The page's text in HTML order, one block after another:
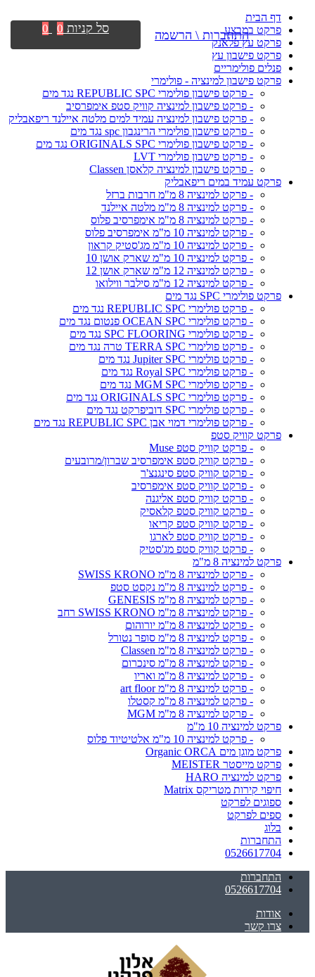
דף הבית
פרקט במבצע
פרקט עץ פלאנק
פרקט פישבון עץ
פנלים פולימריים
פרקט פישבון למינציה - פולימרי
- פרקט פישבון פולימרי REPUBLIC SPC נגד מים
- פרקט פישבון למינציה קוויק סטפ אימפרסיב
- פרקט פישבון למינציה עמיד למים מלטה איילנד ריפאבליק
- פרקט פישבון פולימרי הרינגבון spc נגד מים
- פרקט פישבון פולימרי ORIGINALS SPC נגד מים
- פרקט פישבון פולימרי LVT
- פרקט פישבון למינציה קלאסן Classen
פרקט עמיד במים ריפאבליק
- פרקט למינציה 8 מ"מ חרבות ברזל
- פרקט למינציה 8 מ"מ מלטה איילנד
- פרקט למינציה 8 מ"מ אימפרסיב פלוס
- פרקט למינציה 10 מ"מ אימפרסיב פלוס
- פרקט למינציה 10 מ"מ מג'סטיק קראון
- פרקט למינציה 10 מ"מ שארק אושן 10
- פרקט למינציה 12 מ"מ שארק אושן 12
- פרקט למינציה 12 מ"מ סילבר ווילואו
פרקט פולימרי SPC נגד מים
- פרקט פולימרי REPUBLIC SPC נגד מים
- פרקט פולימרי OCEAN SPC פנטום נגד מים
- פרקט פולימרי SPC FLOORING נגד מים
- פרקט פולימרי TERRA SPC טרה נגד מים
- פרקט פולימרי Jupiter SPC נגד מים
- פרקט פולימרי Royal SPC נגד מים
- פרקט פולימרי MGM SPC נגד מים
- פרקט פולימרי ORIGINALS SPC נגד מים
- פרקט פולימרי SPC דוביפרקט נגד מים
- פרקט פולימרי דמוי אבן REPUBLIC SPC נגד מים
פרקט קוויק סטפ
- פרקט קוויק סטפ Muse
- פרקט קוויק סטפ אימפרסיב שברון/מרובעים
- פרקט קוויק סטפ סינגנצ'ר
- פרקט קוויק סטפ אימפרסיב
- פרקט קוויק סטפ אליגנה
- פרקט קוויק סטפ קלאסיק
- פרקט קוויק סטפ קריאו
- פרקט קוויק סטפ לארגו
- פרקט קוויק סטפ מג'סטיק
פרקט למינציה 8 מ"מ
- פרקט למינציה 8 מ"מ SWISS KRONO
- פרקט למינציה 8 מ"מ נקסט סטפ
- פרקט למינציה 8 מ"מ GENESIS
- פרקט למינציה 8 מ"מ SWISS KRONO רחב
- פרקט למינציה 8 מ"מ יורוהום
- פרקט למינציה 8 מ"מ סופר נטורל
- פרקט למינציה 8 מ"מ Classen
- פרקט למינציה 8 מ"מ סינכרום
- פרקט למינציה 8 מ"מ ואריו
- פרקט למינציה 8 מ"מ art floor
- פרקט למינציה 8 מ"מ קסטלו
- פרקט למינציה 8 מ"מ MGM
פרקט למינציה 10 מ"מ
- פרקט למינציה 10 מ"מ אלטיטיוד פלוס
פרקט מוגן מים Organic ORCA
פרקט מייסטר MEISTER
פרקט למינציה HARO
חיפוי קירות מטריקס Matrix
ספוגים לפרקט
ספים לפרקט
בלוג
התחברות
0526617704
התחברות
0526617704
אודות
צרו קשר
התחברות \ הרשמה סל קניות 0
0